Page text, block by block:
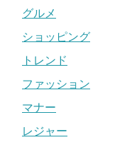
グルメ
ショッピング
トレンド
ファッション
マナー
レジャー